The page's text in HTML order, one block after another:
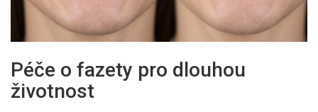
Péče o fazety pro dlouhou
životnost